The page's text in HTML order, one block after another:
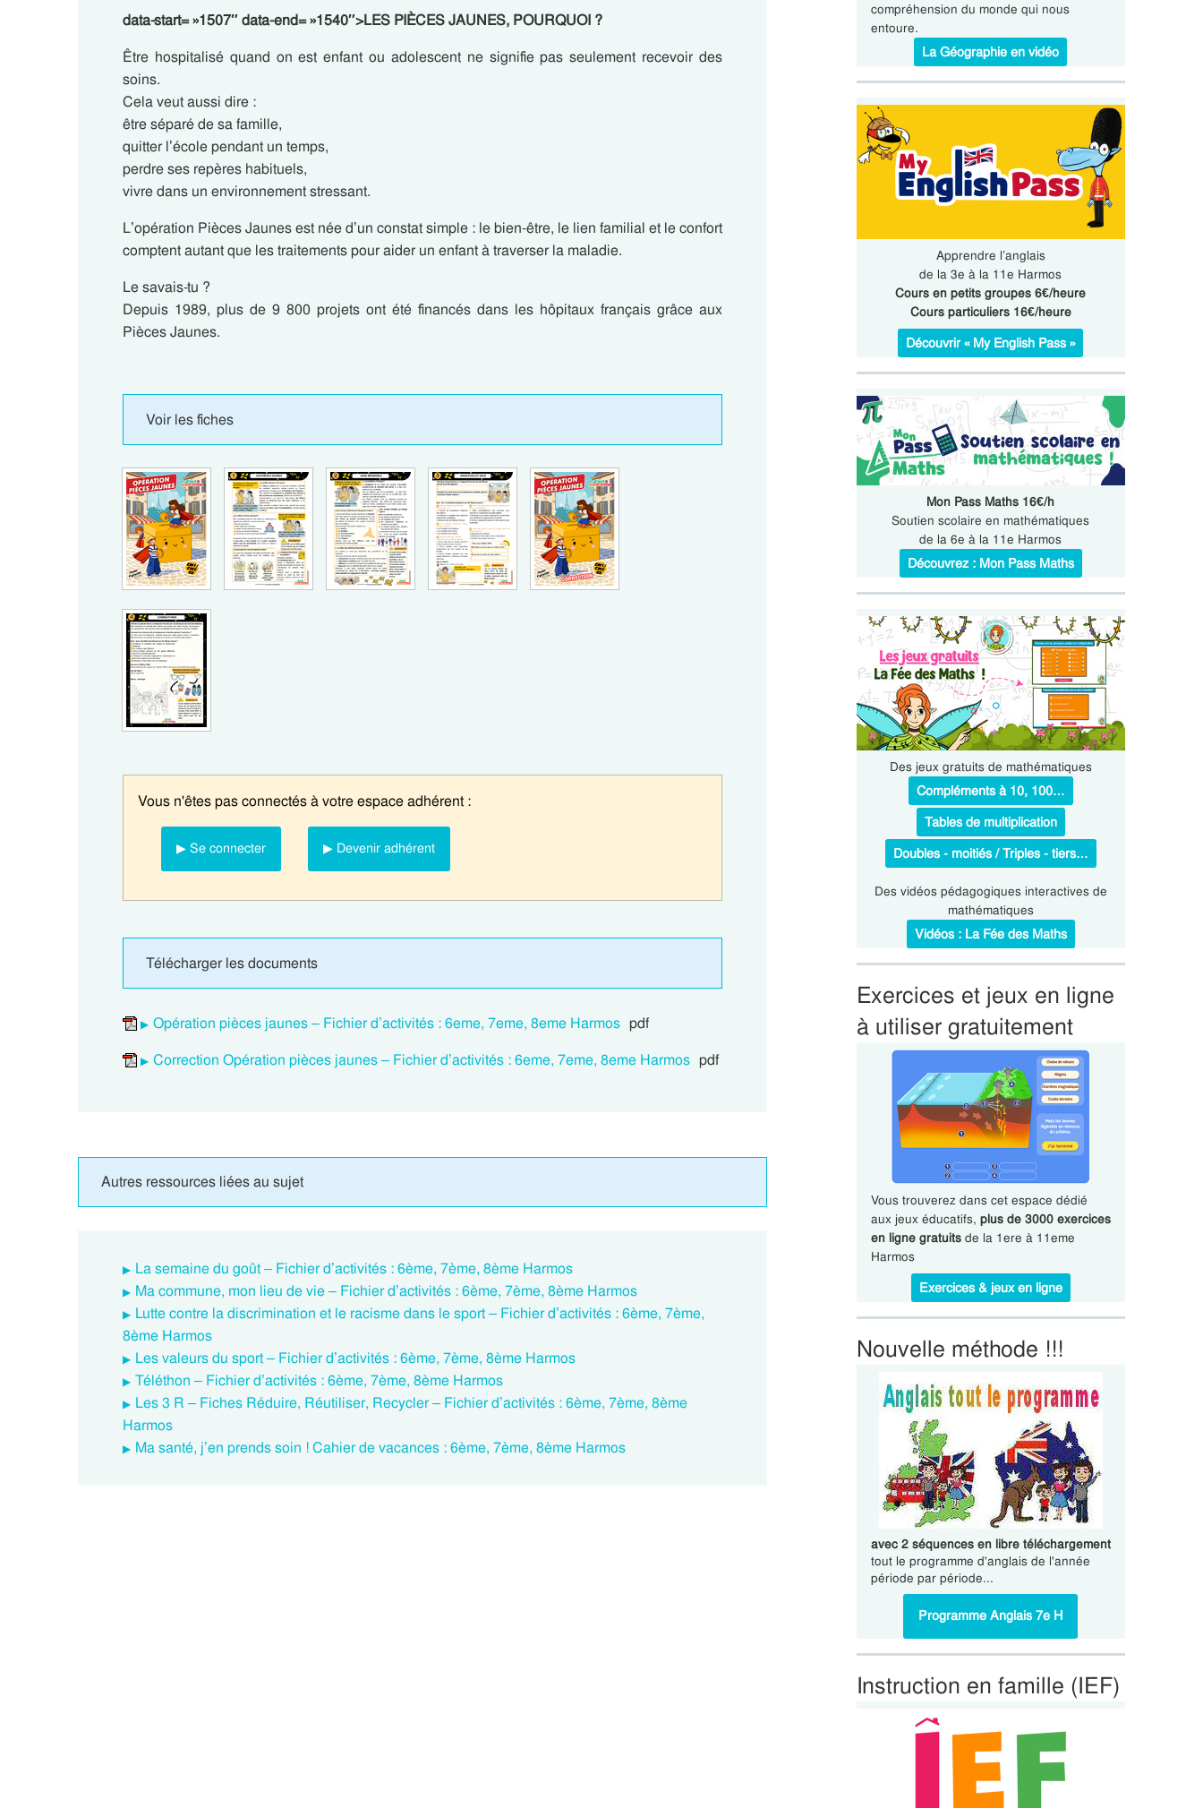
data-start= »1507″ data-end= »1540″>LES PIÈCES JAUNES, POURQUOI ?
Être hospitalisé quand on est enfant ou adolescent ne signifie pas seulement recevoir des
soins.
Cela veut aussi dire :
être séparé de sa famille,
quitter l’école pendant un temps,
perdre ses repères habituels,
vivre dans un environnement stressant.
L’opération Pièces Jaunes est née d’un constat simple : le bien-être, le lien familial et le confort
comptent autant que les traitements pour aider un enfant à traverser la maladie.
Le savais-tu ?
Depuis 1989, plus de 9 800 projets ont été financés dans les hôpitaux français grâce aux
Pièces Jaunes.
Voir les fiches
Vous n'êtes pas connectés à votre espace adhérent :
▶ Se connecter ▶ Devenir adhérent
Télécharger les documents
Opération pièces jaunes – Fichier d’activités : 6eme, 7eme, 8eme Harmos pdf
Correction Opération pièces jaunes – Fichier d’activités : 6eme, 7eme, 8eme Harmos pdf
Autres ressources liées au sujet
La semaine du goût – Fichier d’activités : 6ème, 7ème, 8ème Harmos
Ma commune, mon lieu de vie – Fichier d’activités : 6ème, 7ème, 8ème Harmos
Lutte contre la discrimination et le racisme dans le sport – Fichier d’activités : 6ème, 7ème,
8ème Harmos
Les valeurs du sport – Fichier d’activités : 6ème, 7ème, 8ème Harmos
Téléthon – Fichier d’activités : 6ème, 7ème, 8ème Harmos
Les 3 R – Fiches Réduire, Réutiliser, Recycler – Fichier d’activités : 6ème, 7ème, 8ème
Harmos
Ma santé, j’en prends soin ! Cahier de vacances : 6ème, 7ème, 8ème Harmos
compréhension du monde qui nous
entoure.
La Géographie en vidéo
Apprendre l’anglais
de la 3e à la 11e Harmos
Cours en petits groupes 6€/heure
Cours particuliers 16€/heure
Découvrir « My English Pass »
Mon Pass Maths 16€/h
Soutien scolaire en mathématiques
de la 6e à la 11e Harmos
Découvrez : Mon Pass Maths
Des jeux gratuits de mathématiques
Compléments à 10, 100…
Tables de multiplication
Doubles - moitiés / Triples - tiers…
Des vidéos pédagogiques interactives de
mathématiques
Vidéos : La Fée des Maths
Exercices et jeux en ligne
à utiliser gratuitement
Vous trouverez dans cet espace dédié
aux jeux éducatifs, plus de 3000 exercices
en ligne gratuitsde la 1ere à 11eme
Harmos
Exercices & jeux en ligne
Nouvelle méthode !!!
avec 2 séquences en libre téléchargement
tout le programme d'anglais de l'année
période par période...
Programme Anglais 7e H
Instruction en famille (IEF)